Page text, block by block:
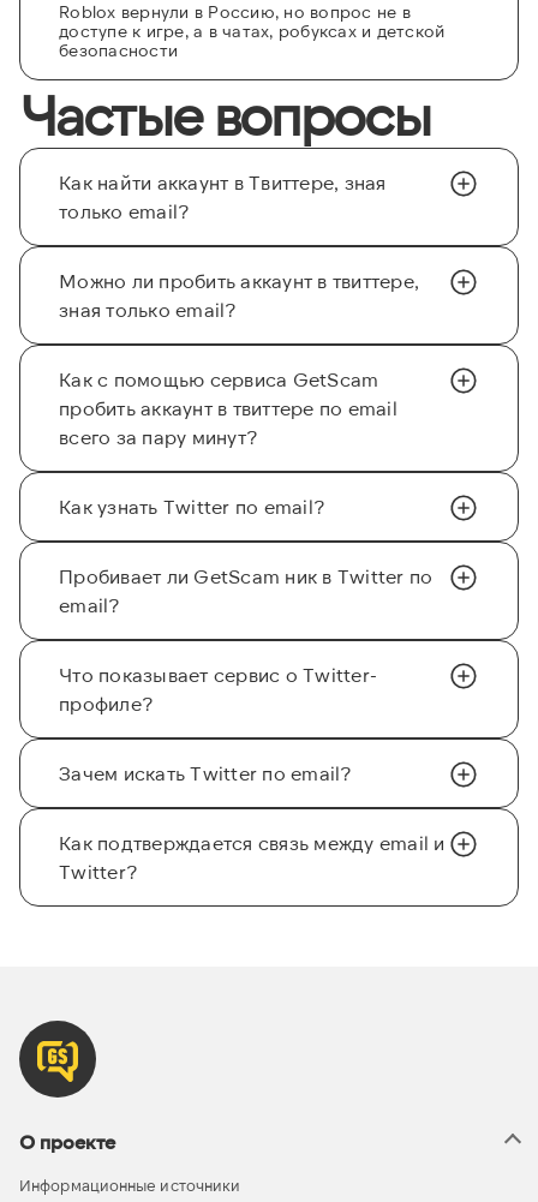
Roblox вернули в Россию, но вопрос не в
доступе к игре, а в чатах, робуксах и детской
безопасности
Частые вопросы
Как найти аккаунт в Твиттере, зная
только email?
Можно ли пробить аккаунт в твиттере,
зная только email?
Как с помощью сервиса GetScam
пробить аккаунт в твиттере по email
всего за пару минут?
Как узнать Twitter по email?
Пробивает ли GetScam ник в Twitter по
email?
Что показывает сервис о Twitter-
профиле?
Зачем искать Twitter по email?
Как подтверждается связь между email и
Twitter?
О проекте
Информационные источники